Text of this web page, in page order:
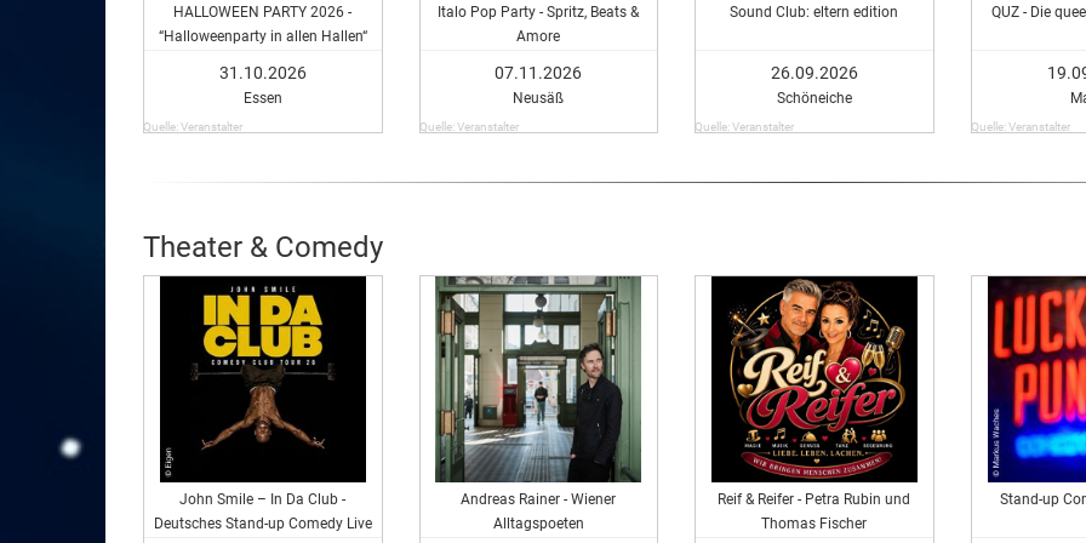
HALLOWEEN PARTY 2026 -
“Halloweenparty in allen Hallen“
31.10.2026
Essen
Quelle: Veranstalter
Italo Pop Party - Spritz, Beats &
Amore
07.11.2026
Neusäß
Quelle: Veranstalter
Sound Club: eltern edition
26.09.2026
Schöneiche
Quelle: Veranstalter
QUZ - Die
Quelle: Veranstalter
Theater & Comedy
John Smile – In Da Club -
Deutsches Stand-up Comedy Live
Andreas Rainer - Wiener
Alltagspoeten
Reif & Reifer - Petra Rubin und
Thomas Fischer
Stand-up